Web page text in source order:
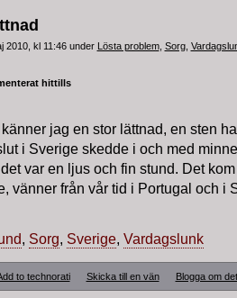
2010, kl 11:46 under Lösta problem, Sorg,
hittills
jag en stor lättnad, en sten
i Sverige skedde i och med
var en ljus och fin stund. Det
vänner från vår tid i Portugal och i
, Sorg, Sverige, Vardagslunk
to technorati Skicka till en vän Blogga om det